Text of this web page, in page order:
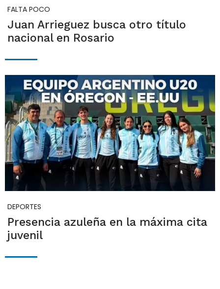
FALTA POCO
Juan Arrieguez busca otro título
nacional en Rosario
DEPORTES
Presencia azuleña en la máxima cita
juvenil